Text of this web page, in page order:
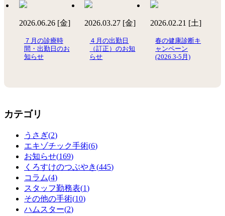
2026.06.26 [金]
７月の診療時
間・出勤日のお
知らせ
2026.03.27 [金]
４月の出勤日
（訂正）のお知
らせ
2026.02.21 [土]
春の健康診断キ
ャンペーン
(2026.3-5月)
カテゴリ
うさぎ(2)
エキゾチック手術(6)
お知らせ(169)
くろすけのつぶやき(445)
コラム(4)
スタッフ勤務表(1)
その他の手術(10)
ハムスター(2)